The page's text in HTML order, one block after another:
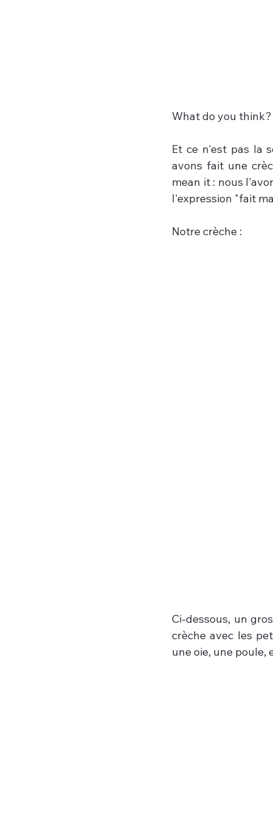
What do you think?
Et ce n'est pas la
avons fait une
mean it : nous
l'expression "fait
Notre crèche :
Ci-dessous, un
crèche avec les
une oie, une poule,